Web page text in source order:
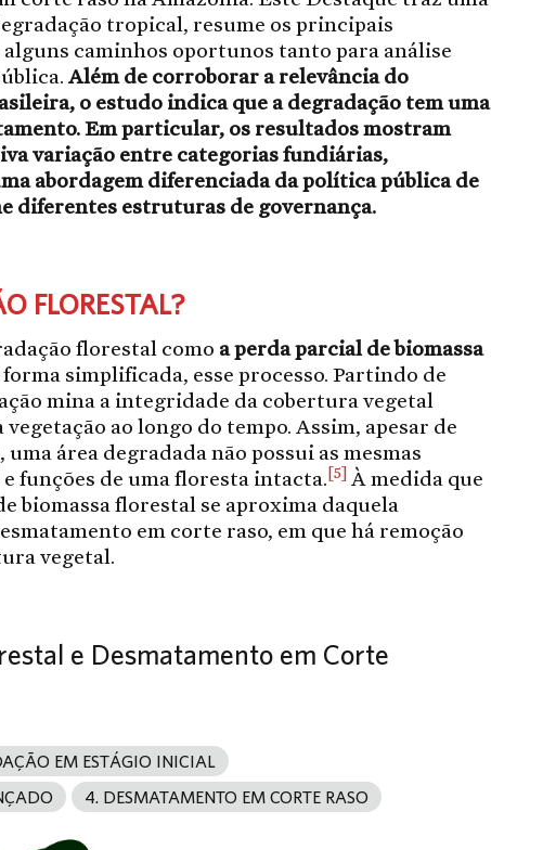
tropical, resume os principais
caminhos oportunos tanto para análise
Além de corroborar a relevância do
o estudo indica que a degradação tem uma
Em particular, os resultados mostram
variação entre categorias fundiárias,
abordagem diferenciada da política pública de
diferentes estruturas de governança.
FLORESTAL?
florestal como a perda parcial de biomassa
simplificada, esse processo. Partindo de
mina a integridade da cobertura vegetal
ao longo do tempo. Assim, apesar de
área degradada não possui as mesmas
funções de uma floresta intacta.[5] À medida que
biomassa florestal se aproxima daquela
em corte raso, em que há remoção
vegetal.
e Desmatamento em Corte
EM ESTÁGIO INICIAL
4. DESMATAMENTO EM CORTE RASO